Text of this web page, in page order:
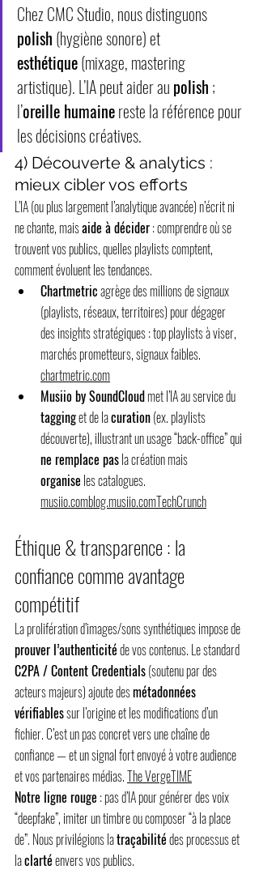
Chez CMC Studio, nous distinguons
polish (hygiène sonore) et
esthétique (mixage, mastering
artistique). L’IA peut aider au polish ;
l’oreille humaine reste la référence pour
les décisions créatives.
4) Découverte & analytics :
mieux cibler vos efforts
L’IA (ou plus largement l’analytique avancée) n’écrit ni
ne chante, mais aide à décider : comprendre où se
trouvent vos publics, quelles playlists comptent,
comment évoluent les tendances.
Chartmetric agrège des millions de signaux
(playlists, réseaux, territoires) pour dégager
des insights stratégiques : top playlists à viser,
marchés prometteurs, signaux faibles.
chartmetric.com
Musiio by SoundCloud met l’IA au service du
tagging et de la curation (ex. playlists
découverte), illustrant un usage “back-office” qui
ne remplace pas la création mais
organise les catalogues.
musiio.comblog.musiio.comTechCrunch
Éthique & transparence : la
confiance comme avantage
compétitif
La prolifération d’images/sons synthétiques impose de
prouver l’authenticité de vos contenus. Le standard
C2PA / Content Credentials (soutenu par des
acteurs majeurs) ajoute des métadonnées
vérifiables sur l’origine et les modifications d’un
fichier. C’est un pas concret vers une chaîne de
confiance — et un signal fort envoyé à votre audience
et vos partenaires médias. The VergeTIME
Notre ligne rouge : pas d’IA pour générer des voix
“deepfake”, imiter un timbre ou composer “à la place
de”. Nous privilégions la traçabilité des processus et
la clarté envers vos publics.